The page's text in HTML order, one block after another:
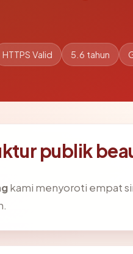
HTTPS Valid 5.6 tahun
publik
kami menyoroti empat